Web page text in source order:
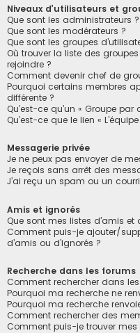
Niveaux d’utilisateurs et
Que sont les administrateurs ?
Que sont les modérateurs ?
Que sont les groupes
Où trouver la liste des
rejoindre ?
Comment devenir chef de
Pourquoi certains membres
différente ?
Qu’est-ce qu’un « Groupe par
Qu’est-ce que le lien «
Messagerie privée
Je ne peux pas envoyer de
Je reçois sans arrêt des
J’ai reçu un spam ou un
Amis et ignorés
Que sont mes listes d’amis et
Comment puis-je ajouter/
d’amis ou d’ignorés ?
Recherche dans les forums
Comment rechercher dans
Pourquoi ma recherche ne
Pourquoi ma recherche
Comment rechercher des
Comment puis-je trouver